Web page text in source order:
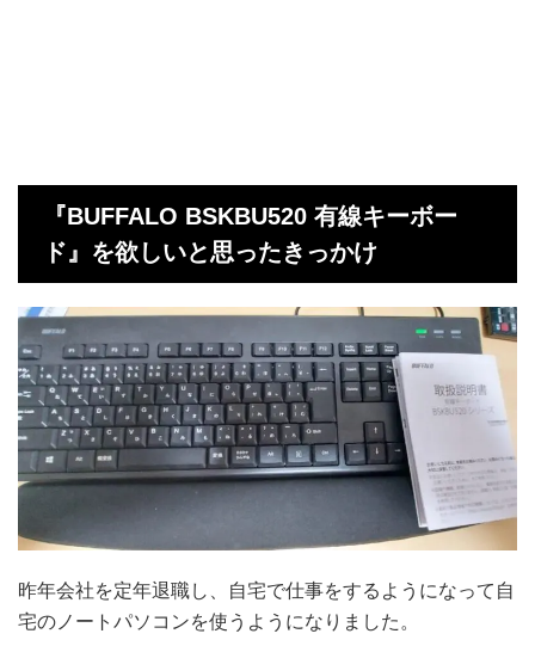
『BUFFALO BSKBU520 有線キーボー
ド』を欲しいと思ったきっかけ
昨年会社を定年退職し、自宅で仕事をするようになって自
宅のノートパソコンを使うようになりました。